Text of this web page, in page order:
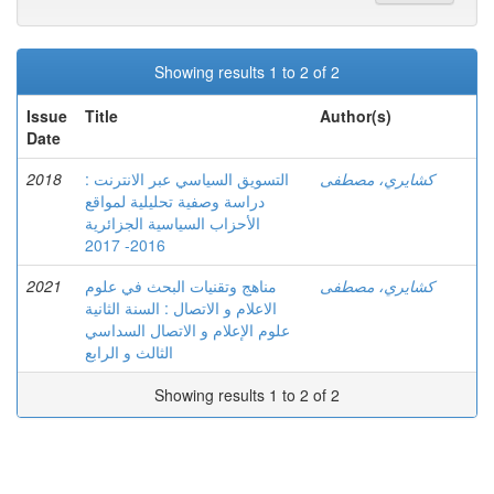
Showing results 1 to 2 of 2
Issue
Date
Title Author(s)
2018
التسويق السياسي عبر الانترنت :
دراسة وصفية تحليلية لمواقع
الأحزاب السياسية الجزائرية
2016- 2017
كشايري، مصطفى
2021
مناهج وتقنيات البحث في علوم
الاعلام و الاتصال : السنة الثانية
علوم الإعلام و الاتصال السداسي
الثالث و الرابع
كشايري، مصطفى
Showing results 1 to 2 of 2